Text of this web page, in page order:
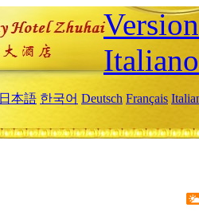
Italiano
日本語 한국어 Deutsch Français